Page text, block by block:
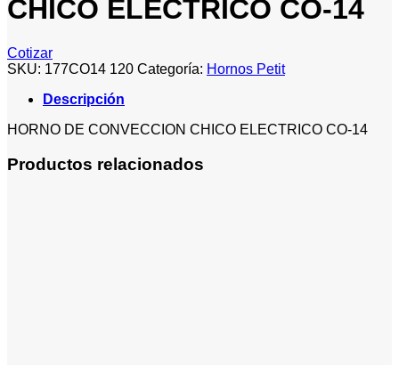
CHICO ELECTRICO CO-14
Cotizar
SKU: 177CO14 120 Categoría: Hornos Petit
Descripción
HORNO DE CONVECCION CHICO ELECTRICO CO-14
Productos relacionados